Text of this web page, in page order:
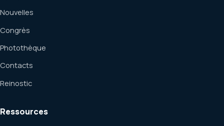
Nouvelles
Congrès
Photothèque
Contacts
Reinostic
Ressources